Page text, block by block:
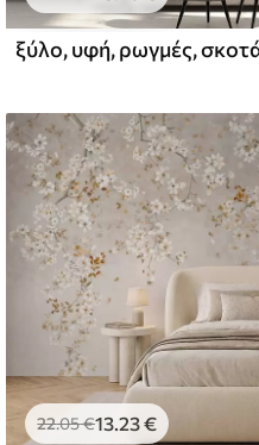
and Stick
22.05€13.23€